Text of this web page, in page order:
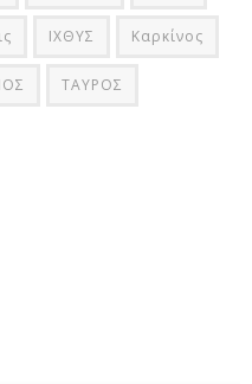
ΙΧΘΥΣ Καρκίνος
ΤΑΥΡΟΣ